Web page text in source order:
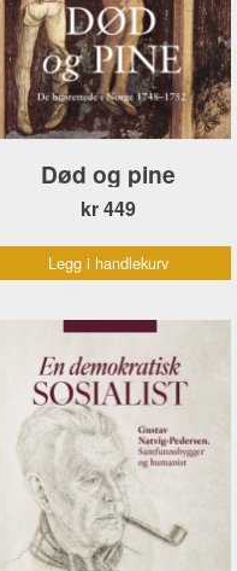
Død og pine
kr 449
Legg i handlekurv